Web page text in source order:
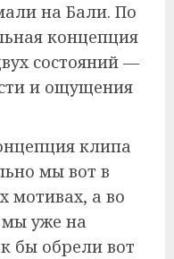
на Бали. По
концепция
состояний —
и ощущения
клипа
мы вот в
мотивах, а во
уже на
бы обрели вот